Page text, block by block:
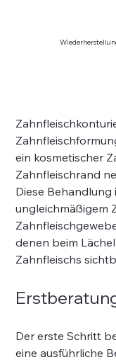
ein kosmetischer
Zahnfleischrand
Diese Behandlung
ungleichmäßigem
denen beim
Zahnfleischs
Der erste Schritt
eine ausführliche